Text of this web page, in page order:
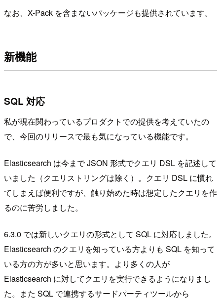
なお、X-Pack を含まないパッケージも提供されています。
新機能
SQL 対応
私が現在関わっているプロダクトでの提供を考えていたの
で、今回のリリースで最も気になっている機能です。
Elasticsearch は今まで JSON 形式でクエリ DSL を記述して
いました（クエリストリングは除く）。クエリ DSL に慣れ
てしまえば便利ですが、触り始めた時は想定したクエリを作
るのに苦労しました。
6.3.0 では新しいクエリの形式として SQL に対応しました。
Elasticsearch のクエリを知っている方よりも SQL を知って
いる方の方が多いと思います。より多くの人が
Elasticsearch に対してクエリを実行できるようになりまし
た。また SQL で連携するサードパーティツールから